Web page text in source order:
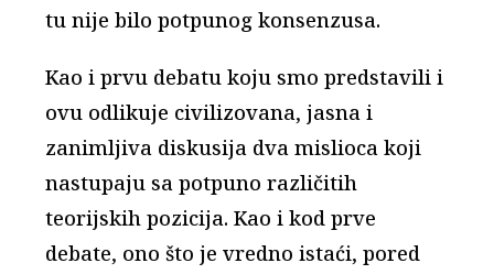
tu nije bilo potpunog konsenzusa.
Kao i prvu debatu koju smo predstavili i
ovu odlikuje civilizovana, jasna i
zanimljiva diskusija dva mislioca koji
nastupaju sa potpuno različitih
teorijskih pozicija. Kao i kod prve
debate, ono što je vredno istaći, pored